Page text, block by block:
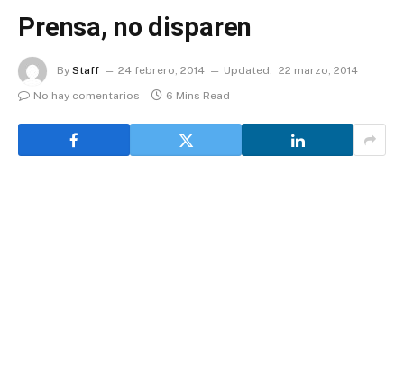
Prensa, no disparen
By Staff 24 febrero, 2014 Updated: 22 marzo, 2014
No hay comentarios
6 Mins Read